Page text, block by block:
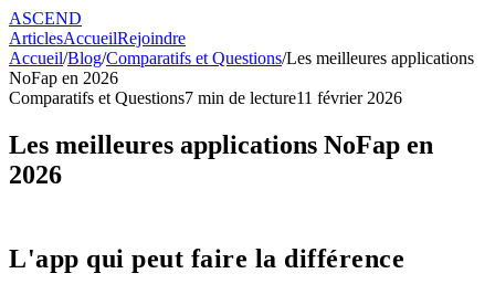
ASCEND
ArticlesAccueilRejoindre
Accueil/Blog/Comparatifs et Questions/Les meilleures applications
NoFap en 2026
Comparatifs et Questions7 min de lecture11 février 2026
Les meilleures applications NoFap en
2026
L'app qui peut faire la différence